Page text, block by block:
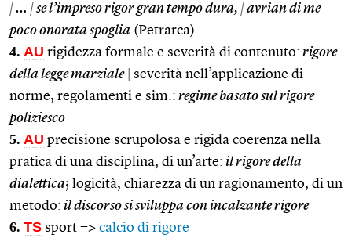
|… |se l’impreso rigor gran tempo dura, |avrian di me
poco onorata spoglia (Petrarca)
4. AU rigidezza formale e severità di contenuto: rigore
della legge marziale
severità nell’applicazione di
norme, regolamenti e sim.: regime basato sul rigore
poliziesco
5. AU precisione scrupolosa e rigida coerenza nella
pratica di una disciplina, di un’arte: il rigore della
dialettica; logicità, chiarezza di un ragionamento, di un
metodo: il discorso si sviluppa con incalzante rigore
6. TS sport => calcio di rigore